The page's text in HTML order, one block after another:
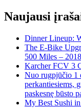
Naujausi
Dinner Lineup:
The E-Bike
500 Miles –
Karcher FCV 3
Nuo rugpjūčio 1
perkantiesiems,
paskesnę būsto
My Best Sushi